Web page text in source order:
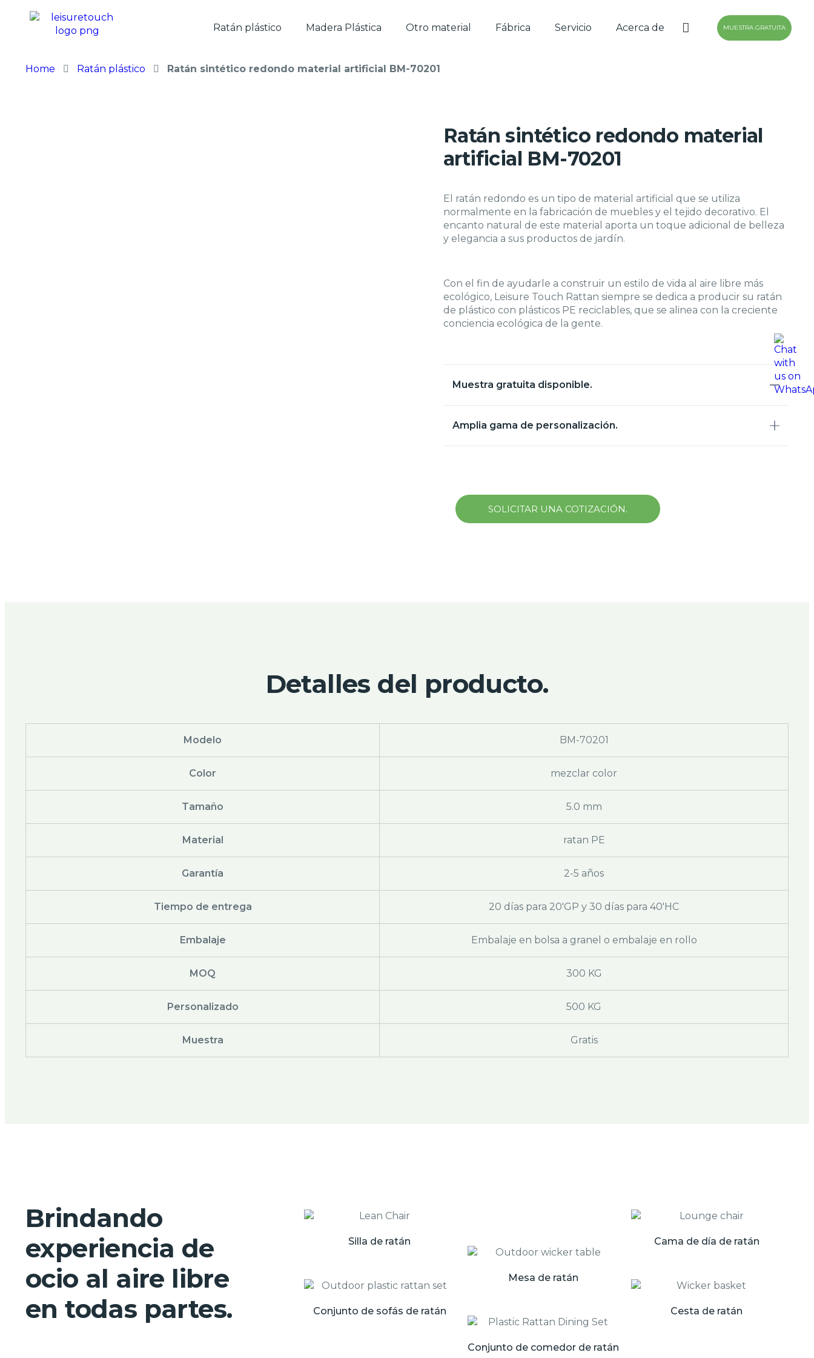
Ratán plástico Madera Plástica Otro material Fábrica Servicio Acerca de MUESTRA GRATUITA
Home Ratán plástico Ratán sintético redondo material artificial BM-70201
Ratán sintético redondo material
artificial BM-70201
El ratán redondo es un tipo de material artificial que se utiliza
normalmente en la fabricación de muebles y el tejido decorativo. El
encanto natural de este material aporta un toque adicional de belleza
y elegancia a sus productos de jardín.
Con el fin de ayudarle a construir un estilo de vida al aire libre más
ecológico, Leisure Touch Rattan siempre se dedica a producir su ratán
de plástico con plásticos PE reciclables, que se alinea con la creciente
conciencia ecológica de la gente.
Muestra gratuita disponible.
Amplia gama de personalización.
SOLICITAR UNA COTIZACIÓN.
Detalles del producto.
Modelo BM-70201
Color mezclar color
Tamaño 5.0 mm
Material ratan PE
Garantía 2-5 años
Tiempo de entrega 20 días para 20'GP y 30 días para 40'HC
Embalaje Embalaje en bolsa a granel o embalaje en rollo
MOQ 300 KG
Personalizado 500 KG
Muestra Gratis
Brindando
experiencia de
ocio al aire libre
en todas partes.
Silla de ratán
Mesa de ratán
Cama de día de ratán
Conjunto de sofás de ratán
Conjunto de comedor de ratán
Cesta de ratán